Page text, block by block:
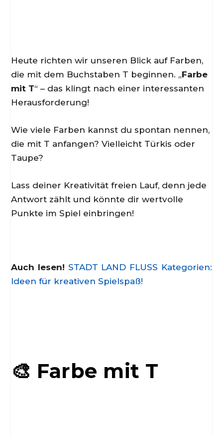
Heute richten wir unseren Blick auf Farben,
die mit dem Buchstaben T beginnen. „Farbe
mit T“ – das klingt nach einer interessanten
Herausforderung!
Wie viele Farben kannst du spontan nennen,
die mit T anfangen? Vielleicht Türkis oder
Taupe?
Lass deiner Kreativität freien Lauf, denn jede
Antwort zählt und könnte dir wertvolle
Punkte im Spiel einbringen!
Auch lesen! STADT LAND FLUSS Kategorien:
Ideen für kreativen Spielspaß!
🎨 Farbe mit T